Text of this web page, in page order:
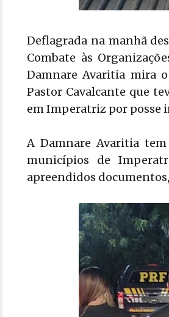
Deflagrada na manhã
Combate às
Damnare Avaritia mira
Pastor Cavalcante que
em Imperatriz por posse
A Damnare Avaritia
municípios de
apreendidos